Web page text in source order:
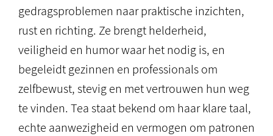
gedragsproblemen naar praktische inzichten,
rust en richting. Ze brengt helderheid,
veiligheid en humor waar het nodig is, en
begeleidt gezinnen en professionals om
zelfbewust, stevig en met vertrouwen hun weg
te vinden. Tea staat bekend om haar klare taal,
echte aanwezigheid en vermogen om patronen